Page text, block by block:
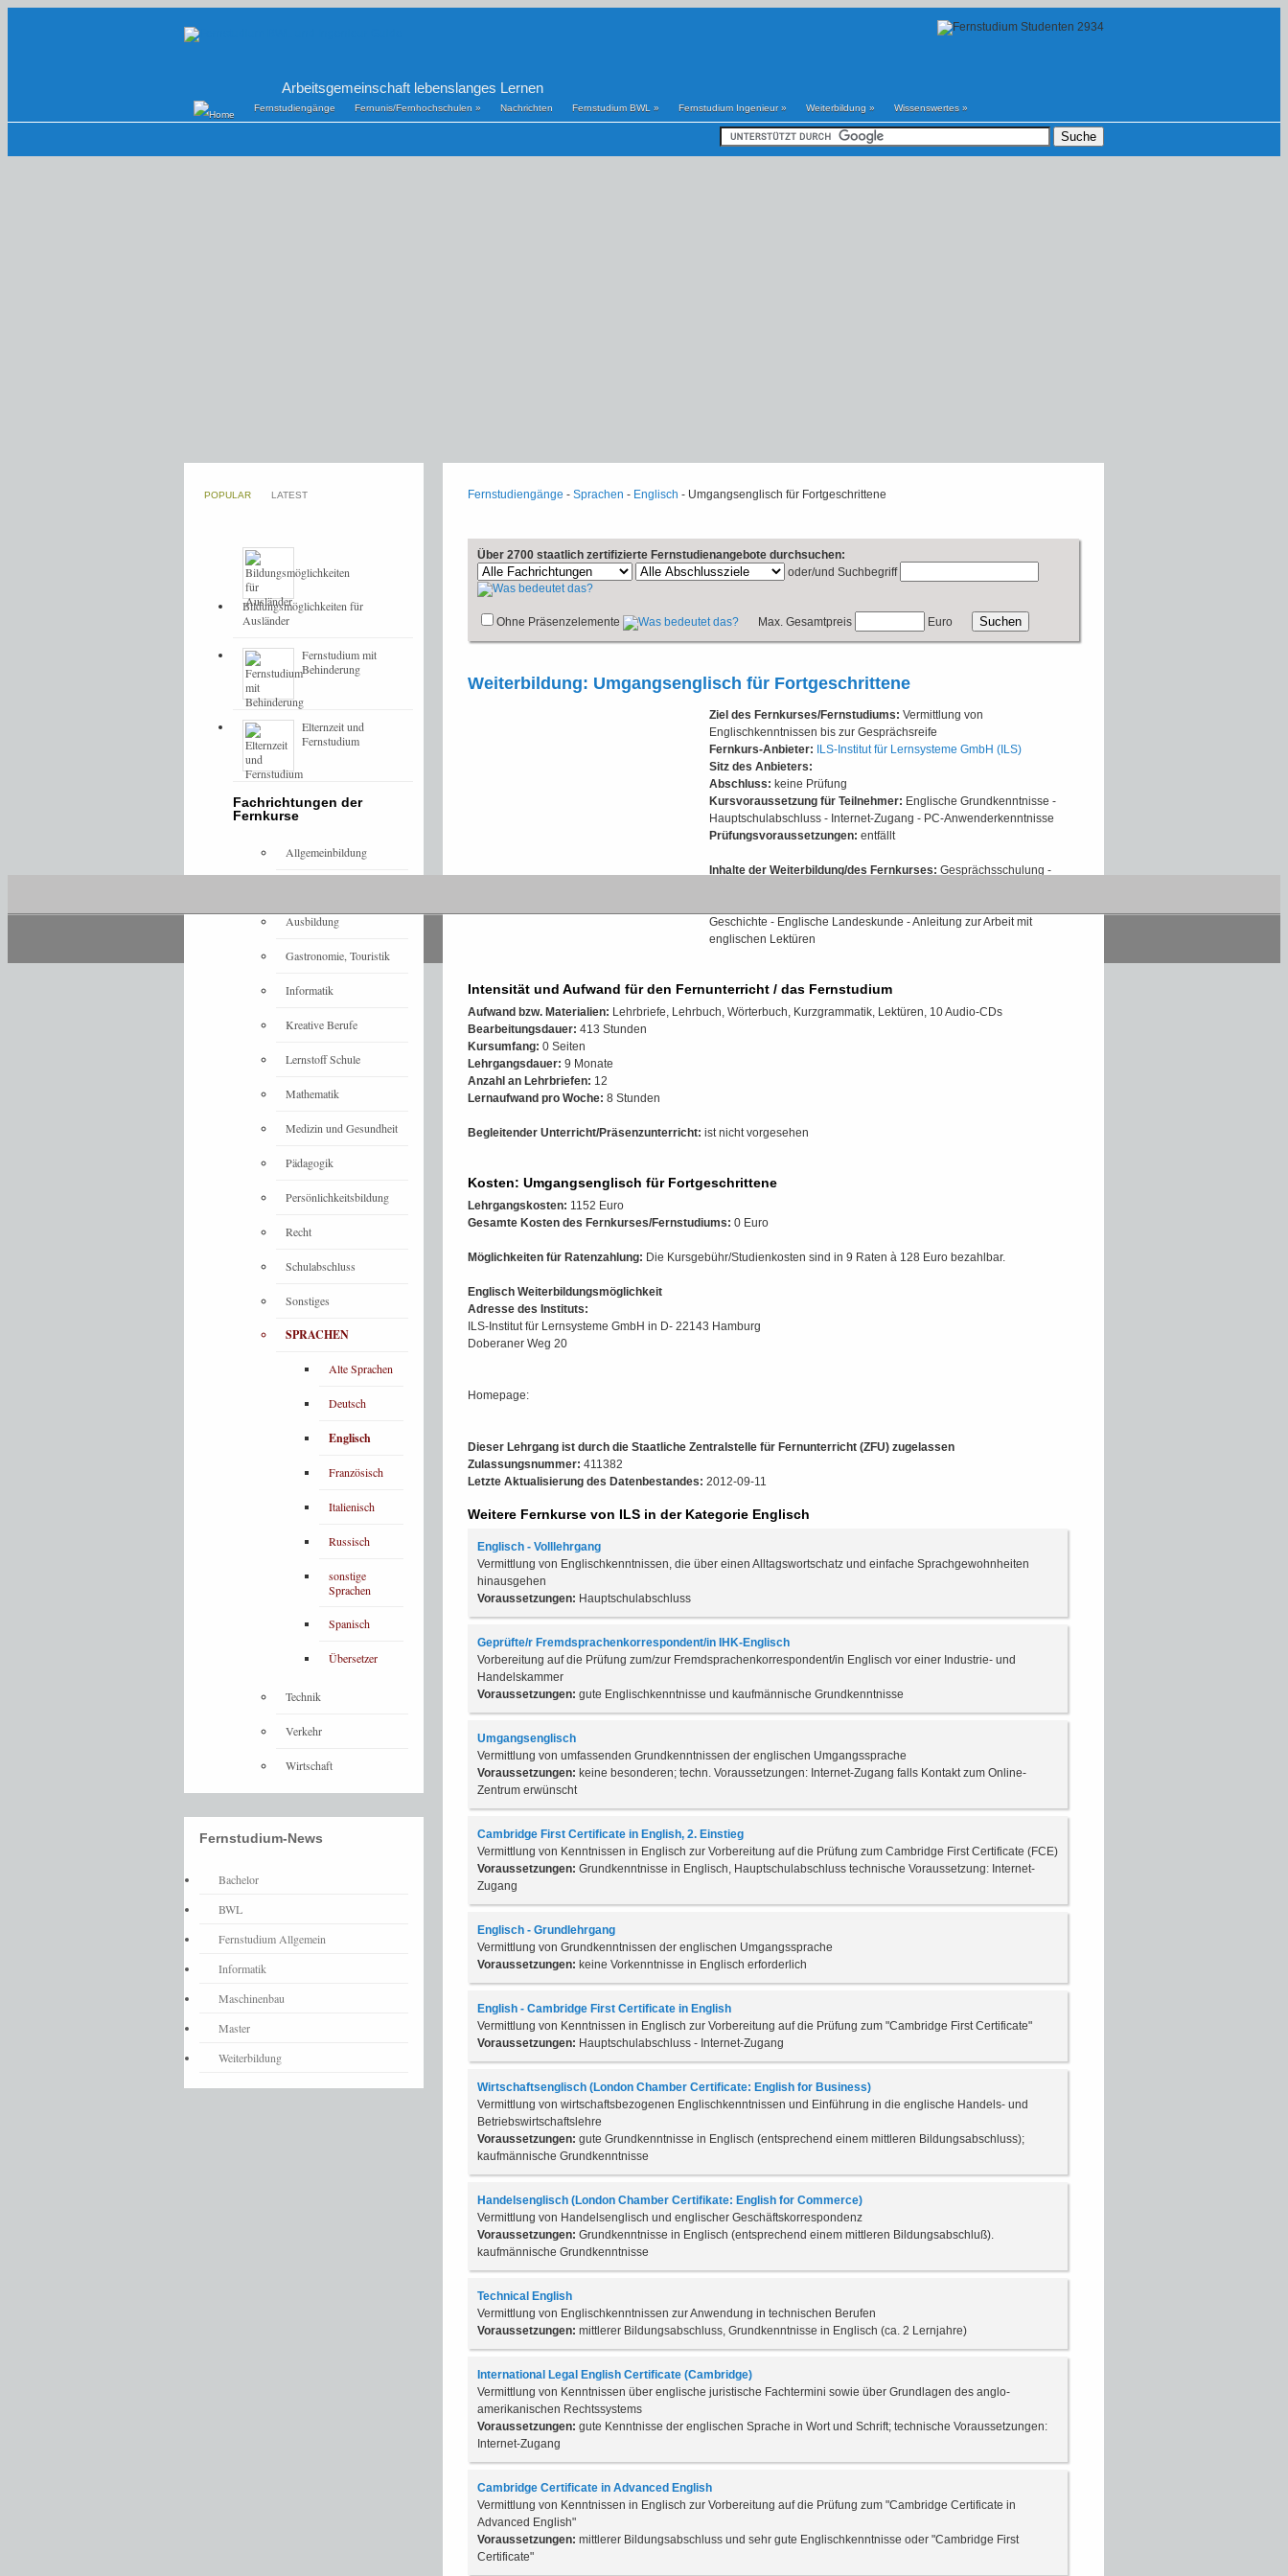
Arbeitsgemeinschaft lebenslanges Lernen
Fernstudiengänge Fernunis/Fernhochschulen » Nachrichten Fernstudium BWL » Fernstudium Ingenieur» Weiterbildung » Wissenswertes »
Fernstudiengänge - Sprachen - Englisch - Umgangsenglisch für Fortgeschrittene
Über 2700 staatlich zertifizierte Fernstudienangebote durchsuchen:
oder/und Suchbegriff
Ohne Präsenzelemente Max. Gesamtpreis Euro
Weiterbildung: Umgangsenglisch für Fortgeschrittene
Ziel des Fernkurses/Fernstudiums: Vermittlung von
Englischkenntnissen bis zur Gesprächsreife
Fernkurs-Anbieter:
ILS-Institut für Lernsysteme GmbH (ILS)
Sitz des Anbieters:
Abschluss: keine Prüfung
Kursvoraussetzung für Teilnehmer: Englische Grundkenntnisse -
Hauptschulabschluss - Internet-Zugang - PC-Anwenderkenntnisse
Prüfungsvoraussetzungen: entfällt
Inhalte der Weiterbildung/des Fernkurses: Gesprächsschulung -
Geschichte - Englische Landeskunde - Anleitung zur Arbeit mit
englischen Lektüren
Intensität und Aufwand für den Fernunterricht / das Fernstudium
Aufwand bzw. Materialien: Lehrbriefe, Lehrbuch, Wörterbuch, Kurzgrammatik, Lektüren, 10 Audio-CDs
Bearbeitungsdauer: 413 Stunden
Kursumfang: 0 Seiten
Lehrgangsdauer: 9 Monate
Anzahl an Lehrbriefen: 12
Lernaufwand pro Woche: 8 Stunden
Begleitender Unterricht/Präsenzunterricht: ist nicht vorgesehen
Kosten: Umgangsenglisch für Fortgeschrittene
Lehrgangskosten: 1152 Euro
Gesamte Kosten des Fernkurses/Fernstudiums: 0 Euro
Möglichkeiten für Ratenzahlung: Die Kursgebühr/Studienkosten sind in 9 Raten à 128 Euro bezahlbar.
Englisch Weiterbildungsmöglichkeit
Adresse des Instituts:
ILS-Institut für Lernsysteme GmbH in D- 22143 Hamburg
Doberaner Weg 20
Homepage:
Dieser Lehrgang ist durch die Staatliche Zentralstelle für Fernunterricht (ZFU) zugelassen
Zulassungsnummer: 411382
Letzte Aktualisierung des Datenbestandes: 2012-09-11
Weitere Fernkurse von ILS in der Kategorie Englisch
Englisch - Volllehrgang
Vermittlung von Englischkenntnissen, die über einen Alltagswortschatz und einfache Sprachgewohnheiten
hinausgehen
Voraussetzungen: Hauptschulabschluss
Geprüfte/r Fremdsprachenkorrespondent/in IHK-Englisch
Vorbereitung auf die Prüfung zum/zur Fremdsprachenkorrespondent/in Englisch vor einer Industrie- und
Handelskammer
Voraussetzungen: gute Englischkenntnisse und kaufmännische Grundkenntnisse
Umgangsenglisch
Vermittlung von umfassenden Grundkenntnissen der englischen Umgangssprache
Voraussetzungen: keine besonderen; techn. Voraussetzungen: Internet-Zugang falls Kontakt zum Online-
Zentrum erwünscht
Cambridge First Certificate in English, 2. Einstieg
Vermittlung von Kenntnissen in Englisch zur Vorbereitung auf die Prüfung zum Cambridge First Certificate (FCE)
Voraussetzungen: Grundkenntnisse in Englisch, Hauptschulabschluss technische Voraussetzung: Internet-
Zugang
Englisch - Grundlehrgang
Vermittlung von Grundkenntnissen der englischen Umgangssprache
Voraussetzungen: keine Vorkenntnisse in Englisch erforderlich
English - Cambridge First Certificate in English
Vermittlung von Kenntnissen in Englisch zur Vorbereitung auf die Prüfung zum "Cambridge First Certificate"
Voraussetzungen: Hauptschulabschluss - Internet-Zugang
Wirtschaftsenglisch (London Chamber Certificate: English for Business)
Vermittlung von wirtschaftsbezogenen Englischkenntnissen und Einführung in die englische Handels- und
Betriebswirtschaftslehre
Voraussetzungen: gute Grundkenntnisse in Englisch (entsprechend einem mittleren Bildungsabschluss);
kaufmännische Grundkenntnisse
Handelsenglisch (London Chamber Certifikate: English for Commerce)
Vermittlung von Handelsenglisch und englischer Geschäftskorrespondenz
Voraussetzungen: Grundkenntnisse in Englisch (entsprechend einem mittleren Bildungsabschluß).
kaufmännische Grundkenntnisse
Technical English
Vermittlung von Englischkenntnissen zur Anwendung in technischen Berufen
Voraussetzungen: mittlerer Bildungsabschluss, Grundkenntnisse in Englisch (ca. 2 Lernjahre)
International Legal English Certificate (Cambridge)
Vermittlung von Kenntnissen über englische juristische Fachtermini sowie über Grundlagen des anglo-
amerikanischen Rechtssystems
Voraussetzungen: gute Kenntnisse der englischen Sprache in Wort und Schrift; technische Voraussetzungen:
Internet-Zugang
Cambridge Certificate in Advanced English
Vermittlung von Kenntnissen in Englisch zur Vorbereitung auf die Prüfung zum "Cambridge Certificate in
Advanced English"
Voraussetzungen: mittlerer Bildungsabschluss und sehr gute Englischkenntnisse oder "Cambridge First
Certificate"
POPULAR LATEST
Bildungsmöglichkeiten für
Ausländer
Fernstudium mit
Behinderung
Elternzeit und
Fernstudium
Fachrichtungen der
Fernkurse
Allgemeinbildung
Ausbildung
Gastronomie, Touristik
Informatik
Kreative Berufe
Lernstoff Schule
Mathematik
Medizin und Gesundheit
Pädagogik
Persönlichkeitsbildung
Recht
Schulabschluss
Sonstiges
SPRACHEN
Alte Sprachen
Deutsch
Englisch
Französisch
Italienisch
Russisch
sonstige
Sprachen
Spanisch
Übersetzer
Technik
Verkehr
Wirtschaft
Fernstudium-News
Bachelor
BWL
Fernstudium Allgemein
Informatik
Maschinenbau
Master
Weiterbildung